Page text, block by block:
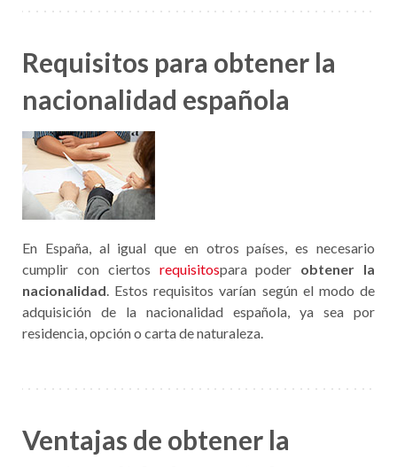
Requisitos para obtener la
nacionalidad española
En España, al igual que en otros países, es necesario
cumplir con ciertos requisitospara poder obtener la
nacionalidad . Estos requisitos varían según el modo de
adquisición de la nacionalidad española, ya sea por
residencia, opción o carta de naturaleza.
Ventajas de obtener la